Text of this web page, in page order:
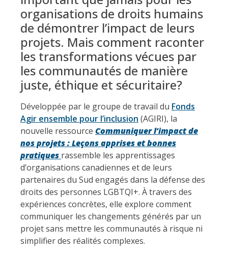
organisations de droits humains
de démontrer l’impact de leurs
projets. Mais comment raconter
les transformations vécues par
les communautés de manière
juste, éthique et sécuritaire?
Développée par le groupe de travail du Fonds
Agir ensemble pour l’inclusion (AGIRI), la
nouvelle ressource Communiquer l’impact de
nos projets : Leçons apprises et bonnes
pratiques rassemble les apprentissages
d’organisations canadiennes et de leurs
partenaires du Sud engagés dans la défense des
droits des personnes LGBTQI+. À travers des
expériences concrètes, elle explore comment
communiquer les changements générés par un
projet sans mettre les communautés à risque ni
simplifier des réalités complexes.